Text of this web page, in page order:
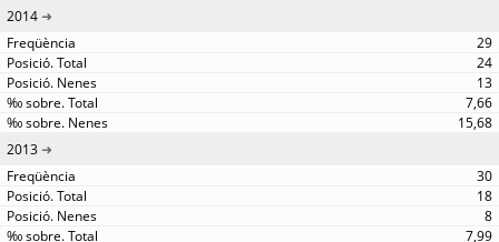
2014
29
24
13
7,66
15,68
2013
30
18
8
7,99